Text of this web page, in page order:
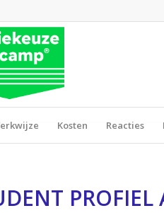
Kosten Reacties
PROFIEL